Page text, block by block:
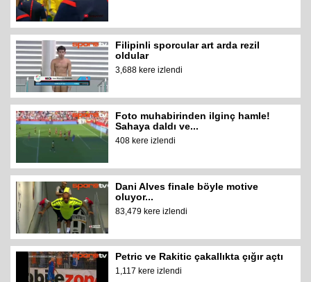
Filipinli sporcular art arda rezil
oldular
3,688 kere izlendi
Foto muhabirinden ilginç hamle!
Sahaya daldı ve...
408 kere izlendi
Dani Alves finale böyle motive
oluyor...
83,479 kere izlendi
Petric ve Rakitic çakallıkta çığır açtı
1,117 kere izlendi